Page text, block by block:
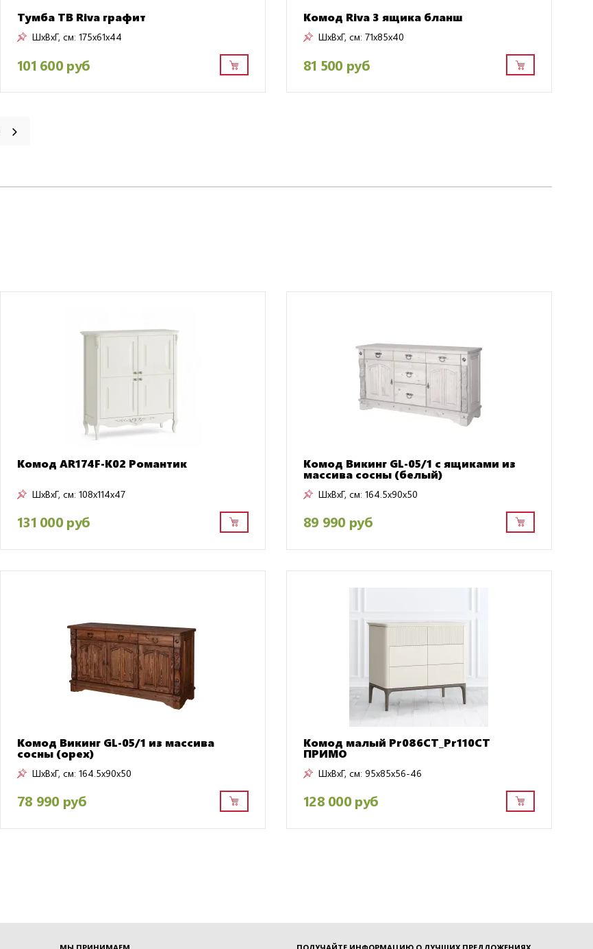
Тумба ТВ Riva графит
ШxВxГ, см: 175x61x44
101 600 руб
Комод Riva 3 ящика бланш
ШxВxГ, см: 71x85x40
81 500 руб
Комод AR174F-K02 Романтик
ШxВxГ, см: 108x114x47
131 000 руб
Комод Викинг GL-05/1 с ящиками из
массива сосны (белый)
ШxВxГ, см: 164.5x90x50
89 990 руб
Комод Викинг GL-05/1 из массива
сосны (орех)
ШxВxГ, см: 164.5x90x50
78 990 руб
Комод малый Pr086CT_Pr110CT
ПРИМО
ШxВxГ, см: 95x85x56-46
128 000 руб